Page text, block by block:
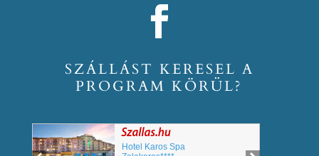
SZÁLLÁST KERESEL A
PROGRAM KÖRÜL?